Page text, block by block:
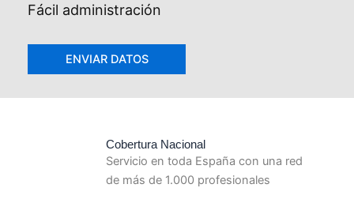
Fácil administración
Cobertura Nacional
Servicio en toda España con una red
de más de 1.000 profesionales